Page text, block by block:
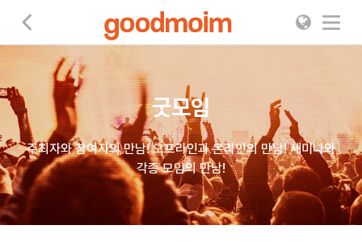
굿모임
굿모임
주최자와 참여자의 만남! 오프라인과 온라인의 만남! 세미나와
각종 모임의 만남!